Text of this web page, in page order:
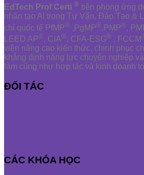
EdTech Prof Certi ® tiên phong ứng
nhân tạo AI trong Tư Vấn, Đào Tạo &
chỉ quốc tế PfMP® ,PgMP®,PMP®,
LEED AP®, CIA®, CFA-ESG® , FCCM
viên nâng cao kiến thức, chinh phục
khẳng định năng lực chuyên nghiệp
làm cũng như hợp tác và kinh doanh
ĐỐI TÁC
CÁC KHÓA HỌC